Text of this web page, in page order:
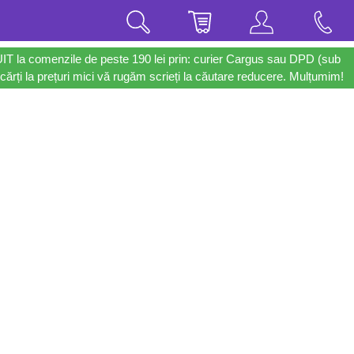
la comenzile de peste 190 lei prin: curier Cargus sau DPD (sub
la prețuri mici vă rugăm scrieți la căutare reducere. Mulțumim!